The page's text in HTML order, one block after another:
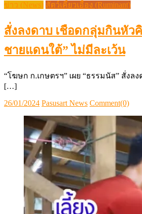
ข่าว (News) สัตว์เคี้ยวเอื้อง (Ruminant)
สั่งลงดาบ เชือดกลุ่มกินหัว
ชายแดนใต้” ไม่มีละเว้น
“โฆษก ก.เกษตรฯ” เผย “ธรรมนัส” สั่งล
[…]
Posted
26/01/2024 Author
Pasusart News Comment(0)